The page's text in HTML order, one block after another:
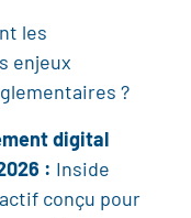
les
enjeux
?
digital
: Inside
conçu pour